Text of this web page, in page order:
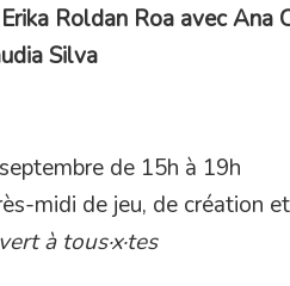
Roldan Roa avec Ana
Silva
de 15h à 19h
midi de jeu, de création
à tous·x·tes